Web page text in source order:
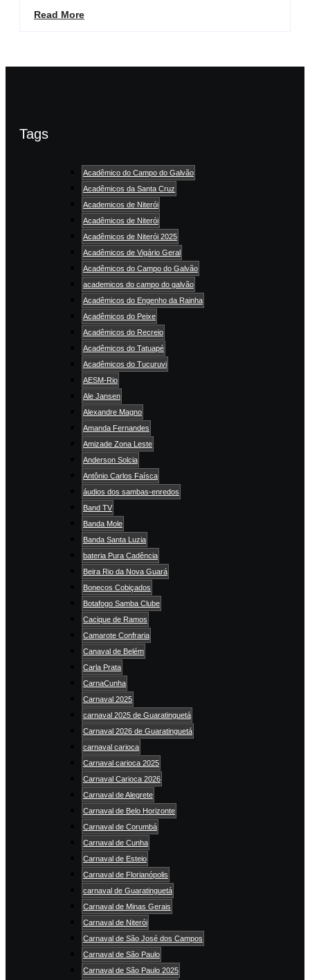
Read More
Tags
Acadêmico do Campo do Galvão
Acadêmicos da Santa Cruz
Academicos de Niterói
Acadêmicos de Niterói
Acadêmicos de Niterói 2025
Acadêmicos de Vigário Geral
Acadêmicos do Campo do Galvão
academicos do campo do galvão
Acadêmicos do Engenho da Rainha
Acadêmicos do Peixe
Acadêmicos do Recreio
Acadêmicos do Tatuapé
Acadêmicos do Tucuruvi
AESM-Rio
Ale Jansen
Alexandre Magno
Amanda Fernandes
Amizade Zona Leste
Anderson Solcia
Antônio Carlos Faísca
áudios dos sambas-enredos
Band TV
Banda Mole
Banda Santa Luzia
bateria Pura Cadência
Beira Rio da Nova Guará
Bonecos Cobiçados
Botafogo Samba Clube
Cacique de Ramos
Camarote Confraria
Canaval de Belém
Carla Prata
CarnaCunha
Carnaval 2025
carnaval 2025 de Guaratinguetá
Carnaval 2026 de Guaratinguetá
carnaval carioca
Carnaval carioca 2025
Carnaval Carioca 2026
Carnaval de Alegrete
Carnaval de Belo Horizonte
Carnaval de Corumbá
Carnaval de Cunha
Carnaval de Esteio
Carnaval de Florianópolis
carnaval de Guaratinguetá
Carnaval de Minas Gerais
Carnaval de Niterói
Carnaval de São José dos Campos
Carnaval de São Paulo
Carnaval de São Paulo 2025